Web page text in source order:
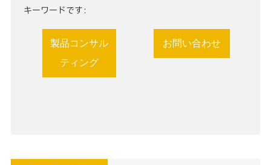
キーワードです：
製品コンサル
ティング
お問い合わせ